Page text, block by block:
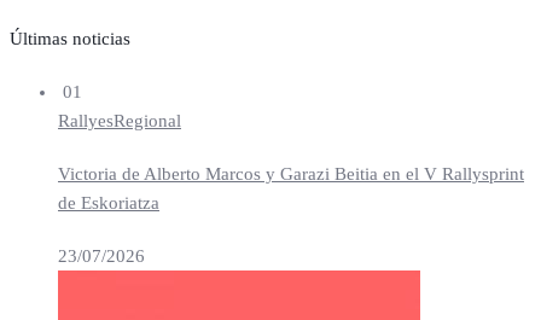
Últimas noticias
01
RallyesRegional
Victoria de Alberto Marcos y Garazi Beitia en el V Rallysprint
de Eskoriatza
23/07/2026